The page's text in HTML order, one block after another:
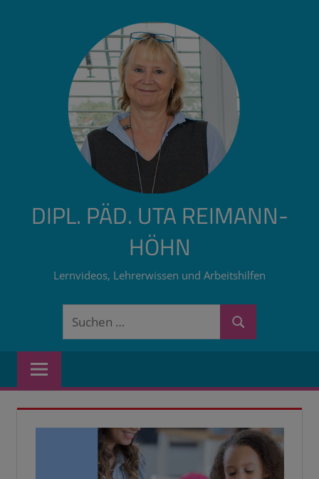
DIPL. PÄD. UTA REIMANN-
HÖHN
Lernvideos, Lehrerwissen und Arbeitshilfen
Suchen
Suchen